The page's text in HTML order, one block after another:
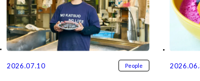
2026.07.10 People